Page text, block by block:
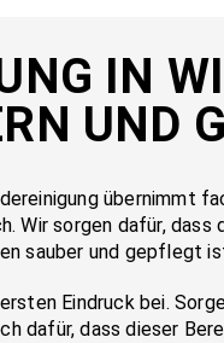
IN
UND
über­nimmt
Wir sor­gen da­für, dass
sau­ber und ge­pflegt
Eindruck bei.
dafür, dass dieser